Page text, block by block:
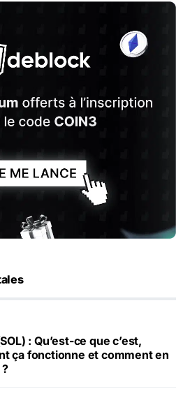
: Qu’est-ce que c’est,
ça fonctionne et comment en